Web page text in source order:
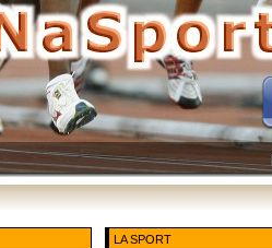
LA SPORT